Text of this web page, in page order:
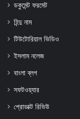
ডকুমেন্ট ফরমেট
হিন্দু নাম
টিউটোরিয়াল ভিডিও
ইসলাম নলেজ
বাংলা ব্লগ
সফটওয়্যার
প্রোডাক্ট রিভিউ